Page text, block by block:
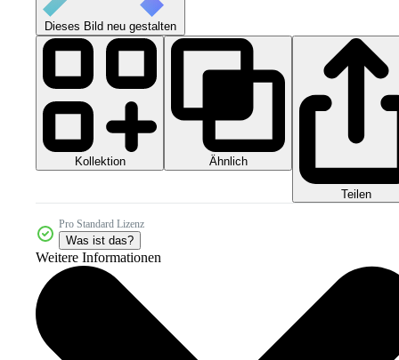
Dieses Bild neu gestalten
Kollektion Ähnlich
Teilen
Pro Standard Lizenz
Was ist das?
Weitere Informationen